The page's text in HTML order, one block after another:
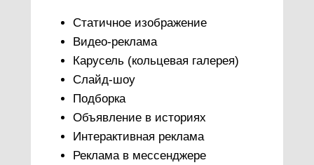
Статичное изображение
Видео-реклама
Карусель (кольцевая галерея)
Слайд-шоу
Подборка
Объявление в историях
Интерактивная реклама
Реклама в мессенджере